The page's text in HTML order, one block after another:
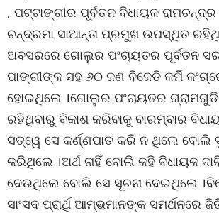
, ପଟ୍ଟାଙ୍ଗୀର ପୂର୍ବତନ ବିଧାୟକ ରାମଚନ୍ଦ୍ର
ଚନ୍ଦ୍ରମା ସାଆନ୍ତା ପ୍ରମୁଖ ଉପସ୍ଥିତ
ଅବସରରେ ଗୋଲୁର ପଂଚାୟତର ପୂର୍ବତନ
ପାଙ୍ଗୀଙ୍କ ସହ ୬୦ ଜଣ ବିଜେଡି କର୍ମି
ହୋଇଥିଲେ ।ଗୋଲୁର ପଂଚାୟତର
ରହିଥିବାରୁ ବିକାଶ କରିବାକୁ ବାରମ୍ବାର
ସତ୍ୱେ ସେ କର୍ଣ୍ଣପାତ କରି ନ ଥିଲେ ବୋଲି
କରିଥିଲେ ।ଅର୍ଥ ନାହିଁ ବୋଲି କହି ବିଧାୟକ
ଦେଉଥିଲେ ବୋଲି ସେ ସୂଚନା ଦେଇଥିଲେ
ସାଂସଦ ପ୍ରାର୍ଥି ଆମ୍ଭମାନଙ୍କ